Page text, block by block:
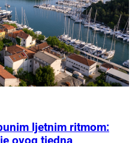
ljetnim ritmom: